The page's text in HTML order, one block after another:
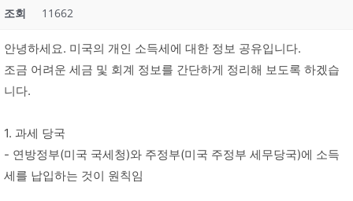
조회 11662
안녕하세요. 미국의 개인 소득세에 대한 정보 공유입니다.
조금 어려운 세금 및 회계 정보를 간단하게 정리해 보도록 하겠습
니다.
1. 과세 당국
- 연방정부(미국 국세청)와 주정부(미국 주정부 세무당국)에 소득
세를 납입하는 것이 원칙임